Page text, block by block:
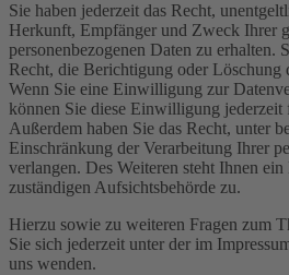
Sie haben jederzeit das Recht,
Herkunft, Empfänger und Zweck Ihrer
personenbezogenen Daten zu erhalten.
Recht, die Berichtigung oder Löschung
Wenn Sie eine Einwilligung zur
können Sie diese Einwilligung
Außerdem haben Sie das Recht, unter
Einschränkung der Verarbeitung Ihrer
verlangen. Des Weiteren steht Ihnen
zuständigen Aufsichtsbehörde zu.
Hierzu sowie zu weiteren Fragen zum
Sie sich jederzeit unter der im
uns wenden.